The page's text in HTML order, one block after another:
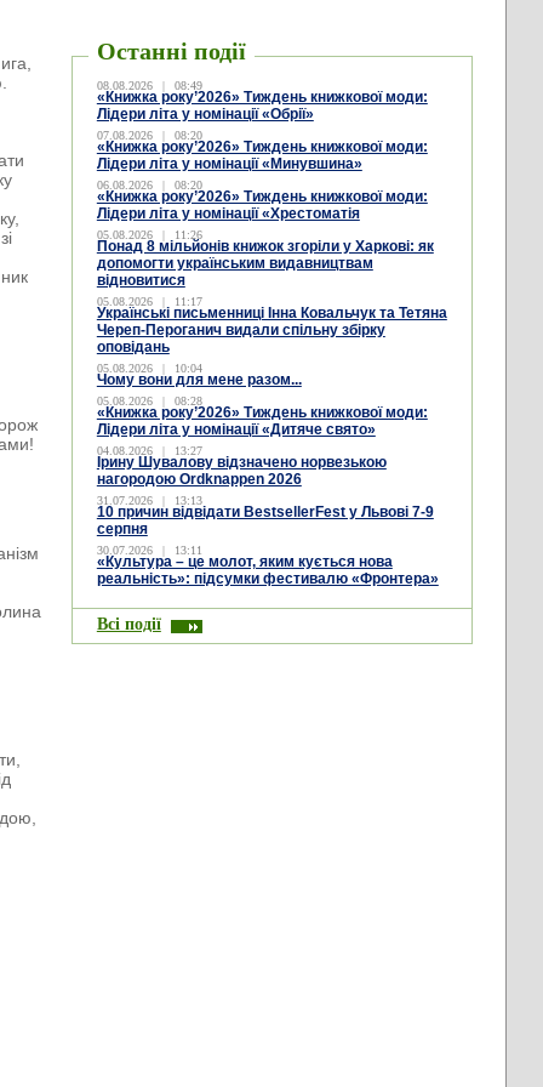
Останні події
08.08.2026 | 08:49
«Книжка року’2026» Тиждень книжкової моди:
Лідери літа у номінації «Обрії»
07.08.2026 | 08:20
«Книжка року’2026» Тиждень книжкової моди:
Лідери літа у номінації «Минувшина»
06.08.2026 | 08:20
«Книжка року’2026» Тиждень книжкової моди:
Лідери літа у номінації «Хрестоматія
05.08.2026 | 11:26
Понад 8 мільйонів книжок згоріли у Харкові: як
допомогти українським видавництвам
відновитися
05.08.2026 | 11:17
Українські письменниці Інна Ковальчук та Тетяна
Череп-Пероганич видали спільну збірку
оповідань
05.08.2026 | 10:04
Чому вони для мене разом...
05.08.2026 | 08:28
«Книжка року’2026» Тиждень книжкової моди:
Лідери літа у номінації «Дитяче свято»
04.08.2026 | 13:27
Ірину Шувалову відзначено норвезькою
нагородою Ordknappen 2026
31.07.2026 | 13:13
10 причин відвідати BestsellerFest у Львові 7-9
серпня
30.07.2026 | 13:11
«Культура – це молот, яким кується нова
реальність»: підсумки фестивалю «Фронтера»
Всі події